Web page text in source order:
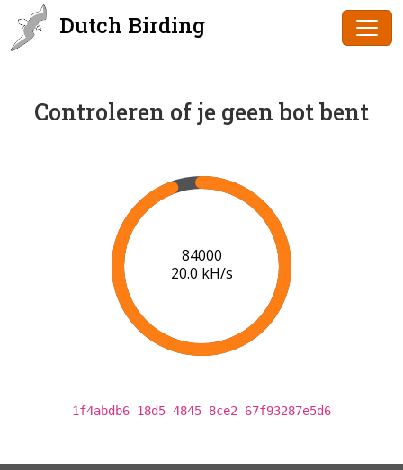
Dutch Birding
Controleren of je geen bot bent
86000
20.2 kH/s
1f4abdb6-18d5-4845-8ce2-67f93287e5d6